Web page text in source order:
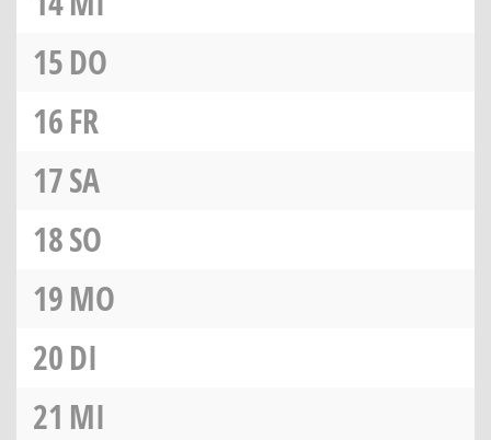
15DO
16FR
17SA
18SO
19MO
20DI
21 MI